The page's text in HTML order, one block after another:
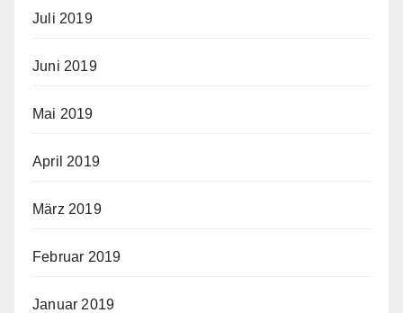
Juli 2019
Juni 2019
Mai 2019
April 2019
März 2019
Februar 2019
Januar 2019